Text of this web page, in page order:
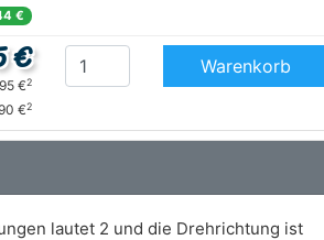
€
€
€2
€2
Warenkorb
lautet 2 und die Drehrichtung ist